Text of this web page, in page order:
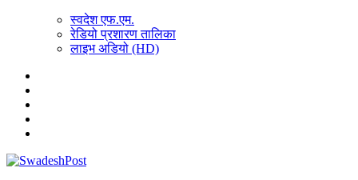
स्वदेश एफ.एम.
रेडियो प्रशारण तालिका
लाइभ अडियो (HD)